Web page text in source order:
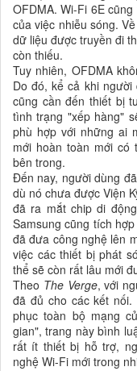
OFDMA. Wi-Fi 6E
của việc nhiễu sóng.
dữ liệu được truyền đi
còn thiếu.
Tuy nhiên, OFDMA
Do đó, kể cả khi
cũng cần đến thiết bị
tình trạng "xếp hàng"
phù hợp với những ai
mới hoàn toàn mới có
bên trong.
Đến nay, người dùng
dù nó chưa được Viện
đã ra mắt chip di
Samsung cũng tích
đã đưa công nghệ lên
việc các thiết bị phát
thể sẽ còn rất lâu mới
Theo The Verge, với
đã đủ cho các kết
phục toàn bộ mạng
gian", trang này bình
rất ít thiết bị hỗ trợ,
nghệ Wi-Fi mới trong